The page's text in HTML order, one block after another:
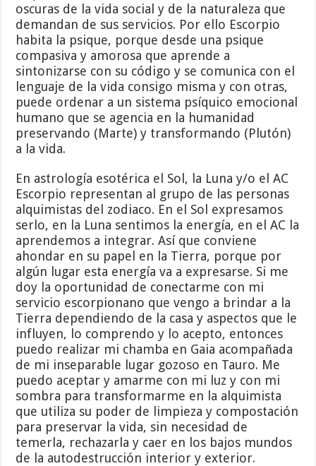
oscuras de la vida social y de la naturaleza que
demandan de sus servicios. Por ello Escorpio
habita la psique, porque desde una psique
compasiva y amorosa que aprende a
sintonizarse con su código y se comunica con el
lenguaje de la vida consigo misma y con otras,
puede ordenar a un sistema psíquico emocional
humano que se agencia en la humanidad
preservando (Marte) y transformando (Plutón)
a la vida.
En astrología esotérica el Sol, la Luna y/o el AC
Escorpio representan al grupo de las personas
alquimistas del zodiaco. En el Sol expresamos
serlo, en la Luna sentimos la energía, en el AC la
aprendemos a integrar. Así que conviene
ahondar en su papel en la Tierra, porque por
algún lugar esta energía va a expresarse. Si me
doy la oportunidad de conectarme con mi
servicio escorpionano que vengo a brindar a la
Tierra dependiendo de la casa y aspectos que le
influyen, lo comprendo y lo acepto, entonces
puedo realizar mi chamba en Gaia acompañada
de mi inseparable lugar gozoso en Tauro. Me
puedo aceptar y amarme con mi luz y con mi
sombra para transformarme en la alquimista
que utiliza su poder de limpieza y compostación
para preservar la vida, sin necesidad de
temerla, rechazarla y caer en los bajos mundos
de la autodestrucción interior y exterior.